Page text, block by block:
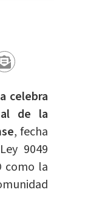
celebra
de la
, fecha
9049
como la